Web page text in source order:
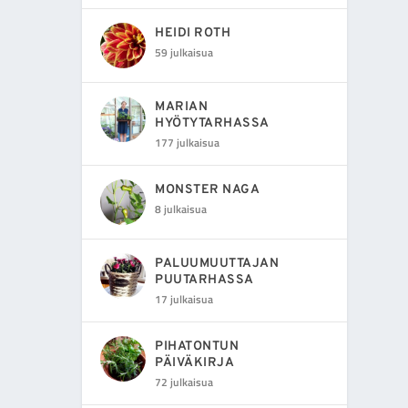
HEIDI ROTH
59 julkaisua
MARIAN
HYÖTYTARHASSA
177 julkaisua
MONSTER NAGA
8 julkaisua
PALUUMUUTTAJAN
PUUTARHASSA
17 julkaisua
PIHATONTUN
PÄIVÄKIRJA
72 julkaisua